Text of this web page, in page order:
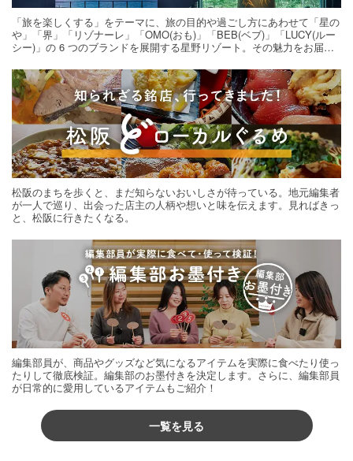
「旅を楽しくする」をテーマに、旅の目的や過ごし方にあわせて「星の
や」「界」「リゾナーレ」「OMO(おも)」「BEB(ベブ)」「LUCY(ルー
シー)」の 6 つのブランドを展開する星野リゾート。その魅力をお届け
松阪のまちを歩くと、まだ知らないおいしさが待っている。地元編集者
が一人で巡り、出会った店主の人柄や想いと味を伝えます。見ればきっ
と、松阪に行きたくなる。
編集部員が、商品やグッズなど気になるアイテムを実際に食べたり使っ
たりして徹底検証。編集部のお墨付きを決定します。さらに、編集部員
が日常的に愛用しているアイテムもご紹介！
一覧を見る